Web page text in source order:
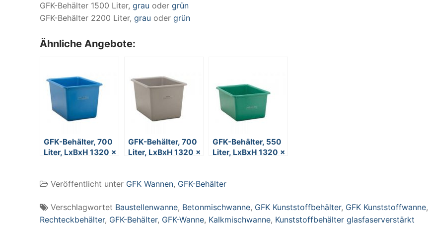
GFK-Behälter 1500 Liter, grau oder grün
GFK-Behälter 2200 Liter, grau oder grün
Ähnliche Angebote:
GFK-Behälter, 700
Liter, LxBxH 1320 x
GFK-Behälter, 700
Liter, LxBxH 1320 x
GFK-Behälter, 550
Liter, LxBxH 1320 x
Veröffentlicht unter GFK Wannen, GFK-Behälter
Verschlagwortet Baustellenwanne, Betonmischwanne, GFK Kunststoffbehälter, GFK Kunststoffwanne,
Rechteckbehälter, GFK-Behälter, GFK-Wanne, Kalkmischwanne, Kunststoffbehälter glasfaserverstärkt